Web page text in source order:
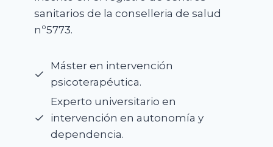
sanitarios de la conselleria de salud
nº5773.
Máster en intervención
psicoterapéutica.
Experto universitario en
intervención en autonomía y
dependencia.